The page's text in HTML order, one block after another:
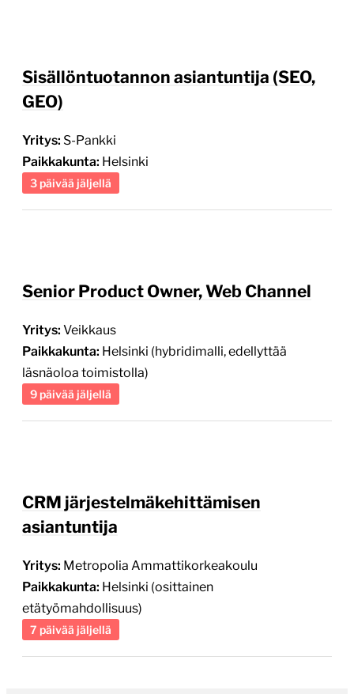
Sisällöntuotannon asiantuntija (SEO,
GEO)
Yritys: S-Pankki
Paikkakunta: Helsinki
3 päivää jäljellä
Senior Product Owner, Web Channel
Yritys: Veikkaus
Paikkakunta: Helsinki (hybridimalli, edellyttää
läsnäoloa toimistolla)
9 päivää jäljellä
CRM järjestelmäkehittämisen
asiantuntija
Yritys: Metropolia Ammattikorkeakoulu
Paikkakunta: Helsinki (osittainen
etätyömahdollisuus)
7 päivää jäljellä